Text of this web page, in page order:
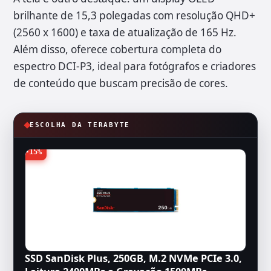
brilhante de 15,3 polegadas com resolução QHD+
(2560 x 1600) e taxa de atualização de 165 Hz.
Além disso, oferece cobertura completa do
espectro DCI-P3, ideal para fotógrafos e criadores
de conteúdo que buscam precisão de cores.
ESCOLHA DA TERABYTE
-15%
SSD SanDisk Plus, 250GB, M.2 NVMe PCIe 3.0,